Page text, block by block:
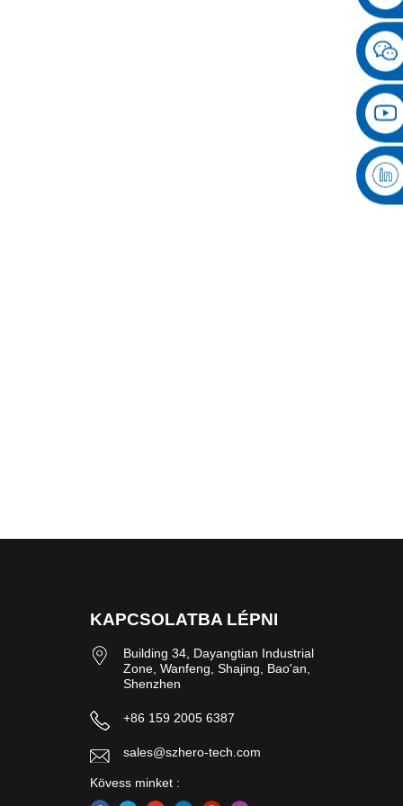
KAPCSOLATBA LÉPNI
Building 34, Dayangtian Industrial
Zone, Wanfeng, Shajing, Bao'an,
Shenzhen
+86 159 2005 6387
sales@szhero-tech.com
Kövess minket :